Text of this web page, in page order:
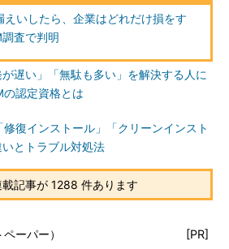
えいしたら、企業はどれだけ損をす
査で判明
が遅い」「無駄も多い」を解決する人に
の認定資格とは
復インストール」「クリーンインスト
とトラブル対処法
記事が 1288 件あります
ーパー） [PR]